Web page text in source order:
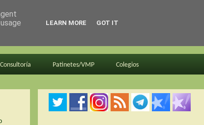
Consultoría Patinetes/VMP Colegios
LEARN MORE GOT IT